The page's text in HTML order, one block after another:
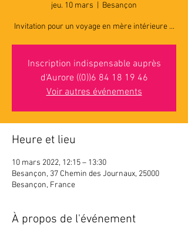
jeu. 10 mars Besançon
Invitation pour un voyage en mère intérieure ...
Inscription indispensable auprès
d'Aurore ((0))6 84 18 19 46
Voir autres événements
Heure et lieu
10 mars 2022, 12:15 – 13:30
Besançon, 37 Chemin des Journaux, 25000
Besançon, France
À propos de l'événement